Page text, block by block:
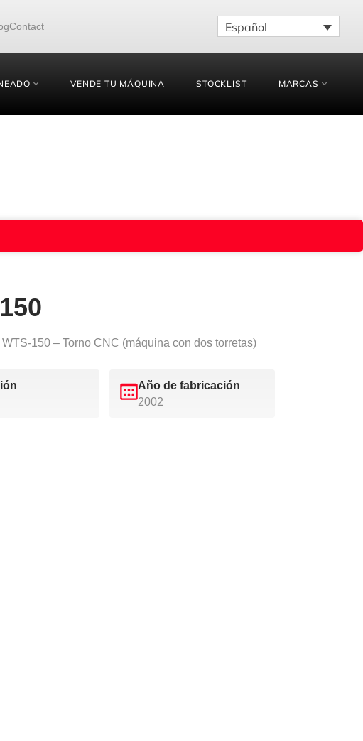
Contact Español
VENDE TU MÁQUINA STOCKLIST MARCAS
150 – Torno CNC (máquina con dos torretas)
Año de fabricación
2002